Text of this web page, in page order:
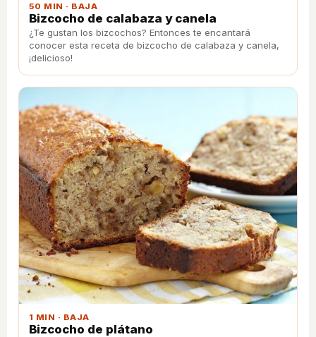
50 MIN · BAJA
Bizcocho de calabaza y canela
¿Te gustan los bizcochos? Entonces te encantará
conocer esta receta de bizcocho de calabaza y canela,
¡delicioso!
1 MIN · BAJA
Bizcocho de plátano